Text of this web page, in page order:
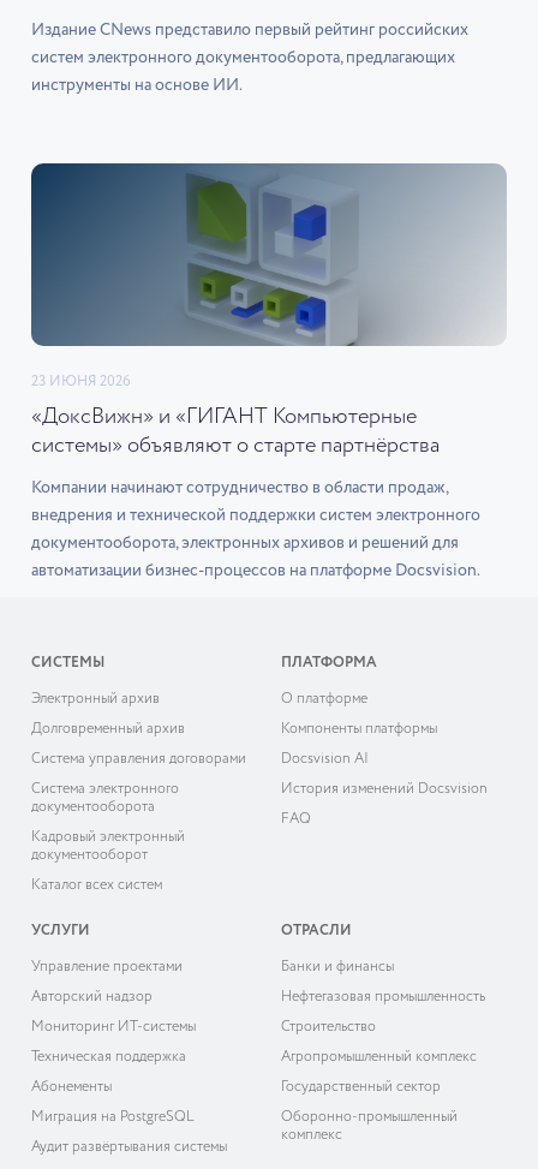
Издание CNews представило первый рейтинг российских
систем электронного документооборота, предлагающих
инструменты на основе ИИ.
23 ИЮНЯ 2026
«ДоксВижн» и «ГИГАНТ Компьютерные
системы» объявляют о старте партнёрства
Компании начинают сотрудничество в области продаж,
внедрения и технической поддержки систем электронного
документооборота, электронных архивов и решений для
автоматизации бизнес-процессов на платформе Docsvision.
СИСТЕМЫ
Электронный архив
Долговременный архив
Система управления договорами
Система электронного
документооборота
Кадровый электронный
документооборот
Каталог всех систем
ПЛАТФОРМА
О платформе
Компоненты платформы
Docsvision AI
История изменений Docsvision
FAQ
УСЛУГИ
Управление проектами
Авторский надзор
Мониторинг ИТ-системы
Техническая поддержка
Абонементы
Миграция на PostgreSQL
Аудит развёртывания системы
ОТРАСЛИ
Банки и финансы
Нефтегазовая промышленность
Строительство
Агропромышленный комплекс
Государственный сектор
Оборонно-промышленный
комплекс